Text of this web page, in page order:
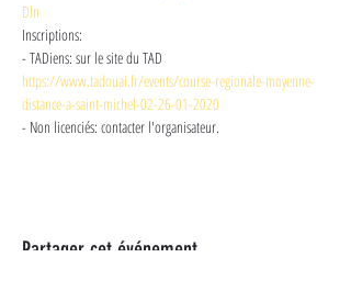
Dln
Inscriptions:
- TADiens: sur le site du TAD
https://www.tadouai.fr/events/course-regionale-moyenne-
distance-a-saint-michel-02-26-01-2020
- Non licenciés: contacter l'organisateur.
Partager cet événement